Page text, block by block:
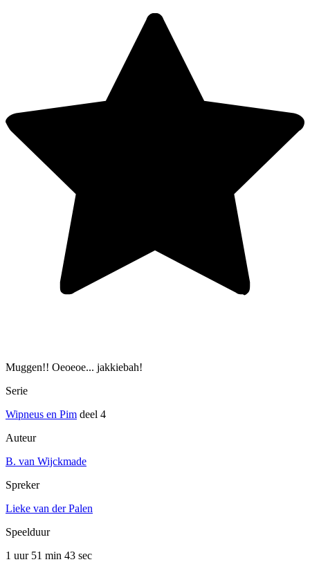
Muggen!! Oeoeoe... jakkiebah!
Serie
Wipneus en Pim deel 4
Auteur
B. van Wijckmade
Spreker
Lieke van der Palen
Speelduur
1 uur 51 min 43 sec